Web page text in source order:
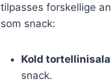
tilpasses forskellige
som snack:
Kold
snack.